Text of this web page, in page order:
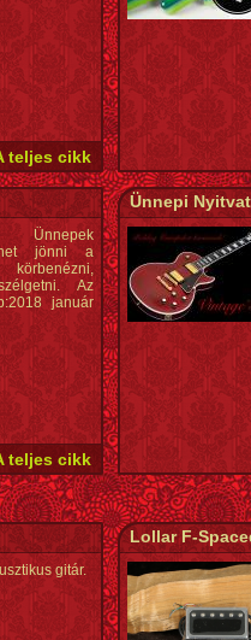
teljes cikk
jönni a
körbenézni,
Az
január
teljes cikk
Ünnepi
gitár.
Lollar F-